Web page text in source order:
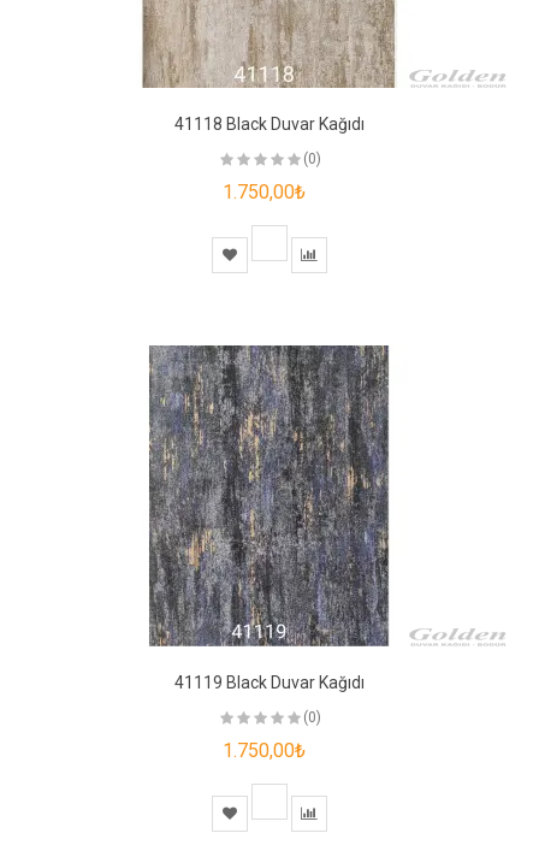
41118 Black Duvar Kağıdı
(0)
1.750,00₺
41119 Black Duvar Kağıdı
(0)
1.750,00₺